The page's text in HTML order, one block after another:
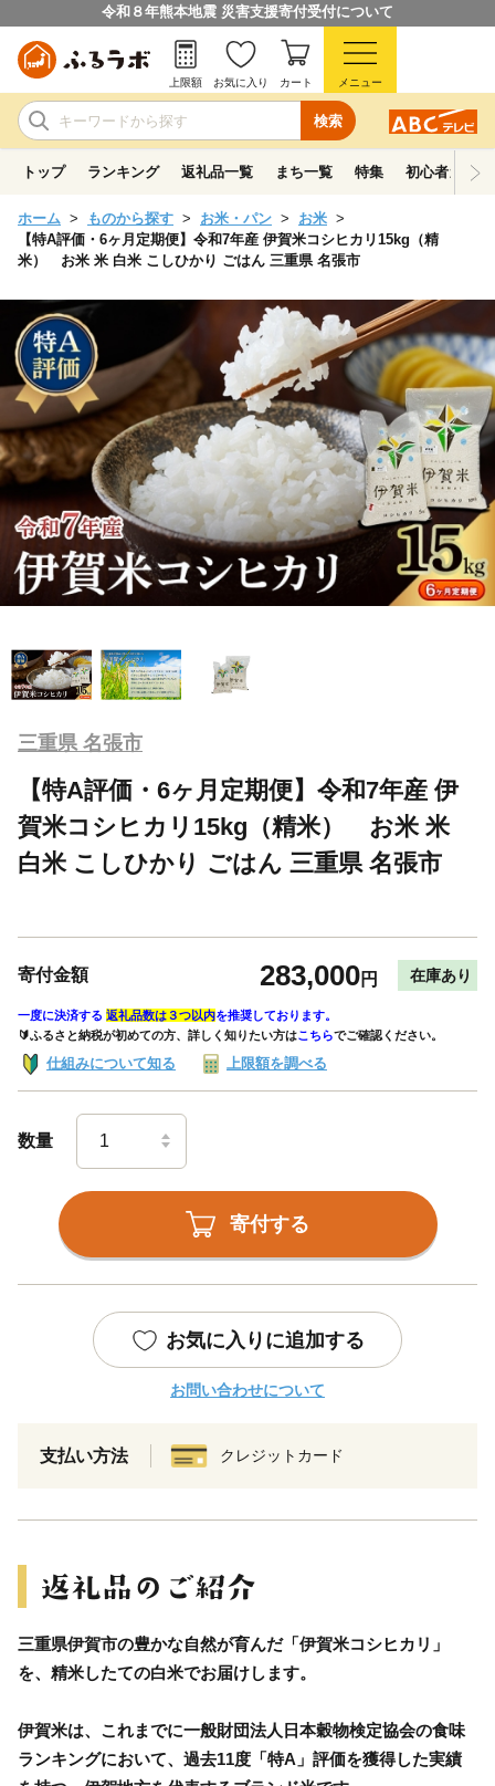
令和８年熊本地震 災害支援寄付受付について
検索
上限額 お気に入り カート メニュー
トップ ランキング 返礼品一覧 まち一覧 特集 初心者ガイド
ホーム ものから探す お米・パン
お米
【特A評価・6ヶ月定期便】令和7年産 伊賀米コシヒカリ15kg（精
米） お米 米 白米 こしひかり ごはん 三重県 名張市
三重県 名張市
【特A評価・6ヶ月定期便】令和7年産 伊
賀米コシヒカリ15kg（精米） お米 米
白米 こしひかり ごはん 三重県 名張市
寄付金額 283,000円 在庫あり
一度に決済する 返礼品数は３つ以内を推奨しております。
🔰ふるさと納税が初めての方、詳しく知りたい方はこちらでご確認ください。
仕組みについて知る 上限額を調べる
数量
寄付する
お気に入りに追加する
お問い合わせについて
支払い方法 クレジットカード
三重県伊賀市の豊かな自然が育んだ「伊賀米コシヒカリ」
を、精米したての白米でお届けします。
伊賀米は、これまでに一般財団法人日本穀物検定協会の食味
ランキングにおいて、過去11度「特A」評価を獲得した実績